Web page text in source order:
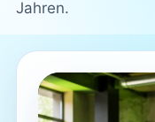
Jahren.